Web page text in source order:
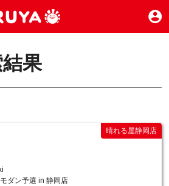
果
モダン予選 in 静岡店
晴れる屋静岡店